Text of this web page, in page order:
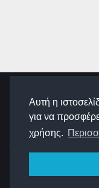
Αυτή η
για να
χρήσης.
ΠΛΟΉΓΗΣΗ